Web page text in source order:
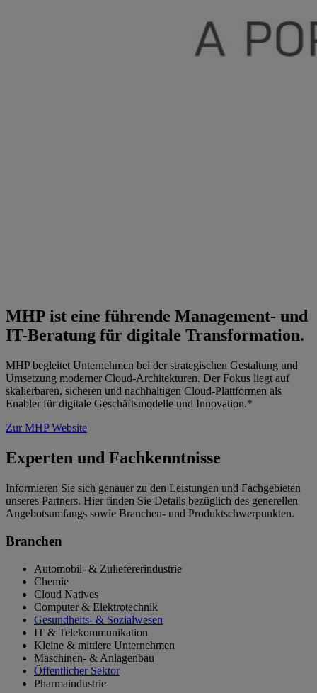
MHP ist eine führende Management- und
IT-Beratung für digitale Transformation.
MHP begleitet Unternehmen bei der strategischen Gestaltung und
Umsetzung moderner Cloud-Architekturen. Der Fokus liegt auf
skalierbaren, sicheren und nachhaltigen Cloud-Plattformen als
Enabler für digitale Geschäftsmodelle und Innovation.*
Zur MHP Website
Experten und Fachkenntnisse
Informieren Sie sich genauer zu den Leistungen und Fachgebieten
unseres Partners. Hier finden Sie Details bezüglich des generellen
Angebotsumfangs sowie Branchen- und Produktschwerpunkten.
Branchen
Automobil- & Zuliefererindustrie
Chemie
Cloud Natives
Computer & Elektrotechnik
Gesundheits- & Sozialwesen
IT & Telekommunikation
Kleine & mittlere Unternehmen
Maschinen- & Anlagenbau
Öffentlicher Sektor
Pharmaindustrie